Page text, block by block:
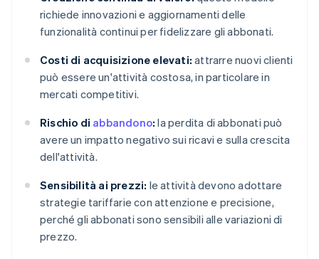
richiede innovazioni e aggiornamenti delle
funzionalità continui per fidelizzare gli abbonati.
Costi di acquisizione elevati: attrarre nuovi clienti
può essere un'attività costosa, in particolare in
mercati competitivi.
Rischio di abbandono: la perdita di abbonati può
avere un impatto negativo sui ricavi e sulla crescita
dell'attività.
Sensibilità ai prezzi: le attività devono adottare
strategie tariffarie con attenzione e precisione,
perché gli abbonati sono sensibili alle variazioni di
prezzo.